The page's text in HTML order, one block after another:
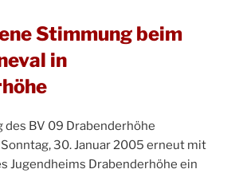
Stimmung beim
in
des BV 09 Drabenderhöhe
30. Januar 2005 erneut mit
Jugendheims Drabenderhöhe ein